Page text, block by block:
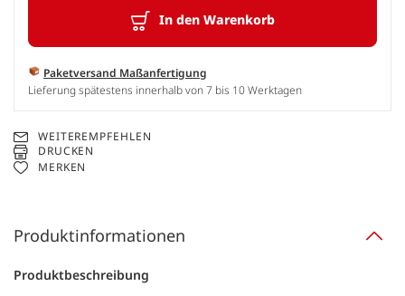
In den Warenkorb
Paketversand Maßanfertigung
Lieferung spätestens innerhalb von 7 bis 10 Werktagen
WEITEREMPFEHLEN
DRUCKEN
MERKEN
Produktinformationen
Produktbeschreibung